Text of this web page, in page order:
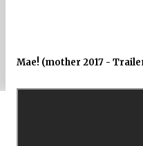
Mae! (mother 2017 -